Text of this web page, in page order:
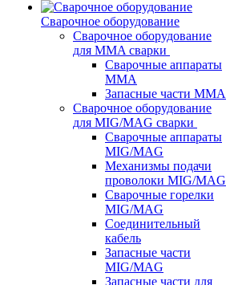
Сварочное оборудование
Сварочное оборудование
для MMA сварки
Сварочные аппараты
MMA
Запасные части MMA
Сварочное оборудование
для MIG/MAG сварки
Сварочные аппараты
MIG/MAG
Механизмы подачи
проволоки MIG/MAG
Сварочные горелки
MIG/MAG
Соединительный
кабель
Запасные части
MIG/MAG
Запасные части для